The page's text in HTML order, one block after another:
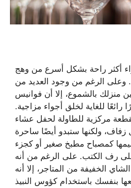
أكثر راحة بشكل أسرع من وهج
الرغم من وجود العديد من
منزلك بالشموع، إلا أن فوانيس
رائعًا للغاية لخلق أجواء مزاجية.
مركزية للطاولة لحفل عشاء
ولكنها ستبدو أيضًا ساحرة
كمصباح مطبخ صغير أو كجزء
رف الكتب. على الرغم من أنه
الخفيفة من المتاجر، إلا أنه
بنفسك باستخدام كؤوس النبيذ